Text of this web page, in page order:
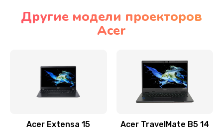
Настройка BIOS
Замена видеочипа
Заказать
Другие модели проекторов
Acer
Acer Extensa 15 Acer TravelMate B5 14